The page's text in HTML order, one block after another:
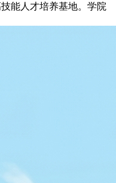
能人才培养基地。学院